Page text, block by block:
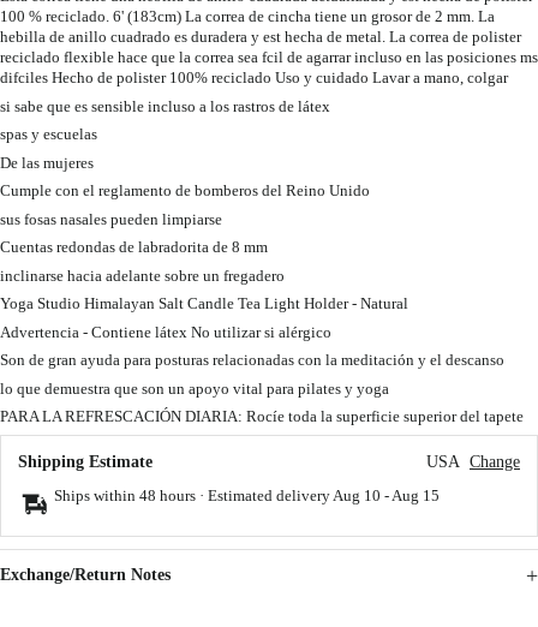
100 % reciclado. 6' (183cm) La correa de cincha tiene un grosor de 2 mm. La
hebilla de anillo cuadrado es duradera y est hecha de metal. La correa de polister
reciclado flexible hace que la correa sea fcil de agarrar incluso en las posiciones ms
difciles Hecho de polister 100% reciclado Uso y cuidado Lavar a mano, colgar
si sabe que es sensible incluso a los rastros de látex
spas y escuelas
De las mujeres
Cumple con el reglamento de bomberos del Reino Unido
sus fosas nasales pueden limpiarse
Cuentas redondas de labradorita de 8 mm
inclinarse hacia adelante sobre un fregadero
Yoga Studio Himalayan Salt Candle Tea Light Holder - Natural
Advertencia - Contiene látex No utilizar si alérgico
Son de gran ayuda para posturas relacionadas con la meditación y el descanso
lo que demuestra que son un apoyo vital para pilates y yoga
PARA LA REFRESCACIÓN DIARIA: Rocíe toda la superficie superior del tapete
Shipping Estimate USA Change
Ships within 48 hours · Estimated delivery Aug 10 - Aug 15
Exchange/Return Notes